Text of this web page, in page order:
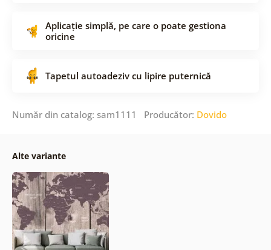
Aplicație simplă, pe care o poate gestiona
oricine
Tapetul autoadeziv cu lipire puternică
Număr din catalog: sam1111 Producător: Dovido
Alte variante